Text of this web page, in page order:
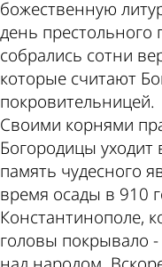
божественную
день престольного
собрались сотни
которые считают
покровительницей.
Своими корнями
Богородицы уходит
память чудесного
время осады в 910
Константинополе,
головы покрывало